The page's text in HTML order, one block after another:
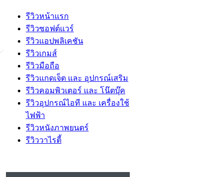
รีวิวหน้าแรก
รีวิวซอฟต์แวร์
รีวิวแอปพลิเคชัน
รีวิวเกมส์
รีวิวมือถือ
รีวิวแกดเจ็ต และ อุปกรณ์เสริม
รีวิวคอมพิวเตอร์ และ โน๊ตบุ๊ค
รีวิวอุปกรณ์ไอที และ เครื่องใช้
ไฟฟ้า
รีวิวหนังภาพยนตร์
รีวิววาไรตี้